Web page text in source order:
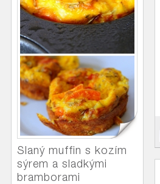
Slaný muffin s kozím
sýrem a sladkými
bramborami